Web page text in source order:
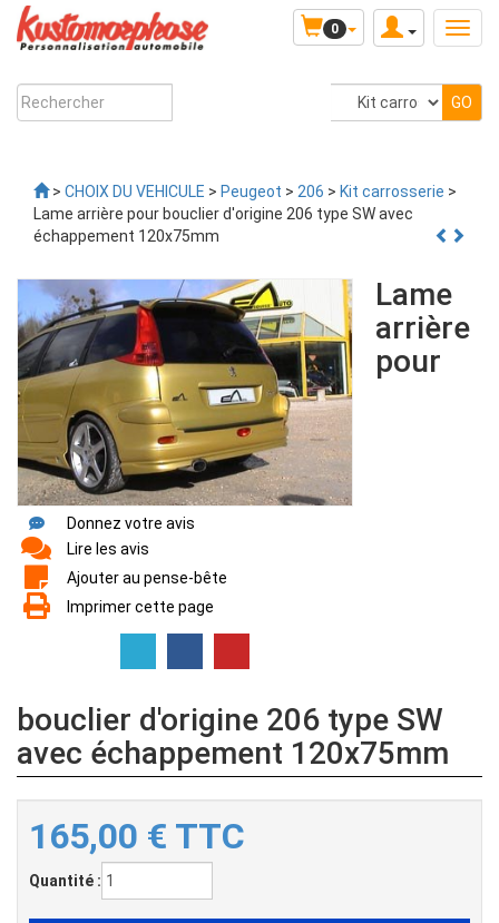
0
> CHOIX DU VEHICULE > Peugeot > 206 > Kit carrosserie >
Lame arrière pour bouclier d'origine 206 type SW avec
échappement 120x75mm
Donnez votre avis
Lire les avis
Ajouter au pense-bête
Imprimer cette page
Lame
arrière
pour
bouclier d'origine 206 type SW
avec échappement 120x75mm
165,00 € TTC
Quantité :